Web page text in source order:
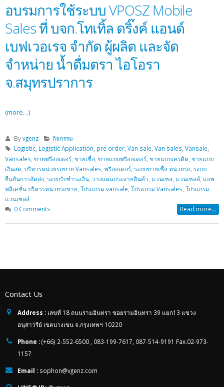
อบรมการใช้ระบบ VPOSZ Mobile
Sales ที่ บจก.โทเทิ้ล ดริ๊งค์ แอนด์
เบฟเวอเรจ จำกัด ผู้ผลิต และจัด
จำหน่าย น้ำดื่มตรา ไอโอรา
จ.สมุทรปราการ
(more…)
Byvgenz
กิจกรรม
Logistic, Logistic Application, pre order, Van sale, Van sales, Vansale,
Vansales ขายพรีออเดอร์ ขายเชื่อ ขายแบบพรีออเดอร์ ขายแบบเครดิต ขายแบบ
เงินสด บริหารหน่วยรถขาย Vansales พรีออเดอร์ ระบบขายเชื่อ หน่วยรถ ระบบ
ยืนยันการจัดส่ง ระบบรับชำระเงิน วางแผนกระจายสินค้า แวนเซล แวนเซลล์ แอพ
พลิเคชั่น บริหารหน่วยรถขาย โปรแกรม vansale โปรแกรม Vansales โปรแกรม
แวนเซลล์
0 Comments
Read more...
Contact Us
Address : เลขที่ 18 ถนนรามอินทรา ซอยรามอินทรา 39 แยก13 แขวง
อนุสาวรีย์ เขตบางเขน จ.กรุงเทพฯ 10220
Phone :(+66) 2-552-6500 , 083-199-7617, 087-514-9191 Fax.02-973-
1157
Email : sophon@vgenz.com